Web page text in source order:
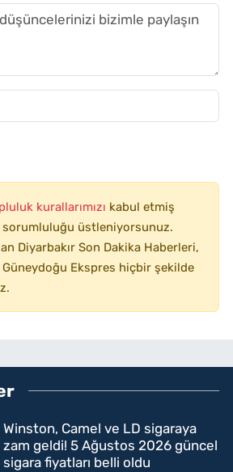
kurallarımızı kabul etmiş
üstleniyorsunuz.
Diyarbakır Son Dakika Haberleri,
Güneydoğu Ekspres hiçbir şekilde
Winston, Camel ve LD sigaraya
zam geldi! 5 Ağustos 2026 güncel
sigara fiyatları belli oldu